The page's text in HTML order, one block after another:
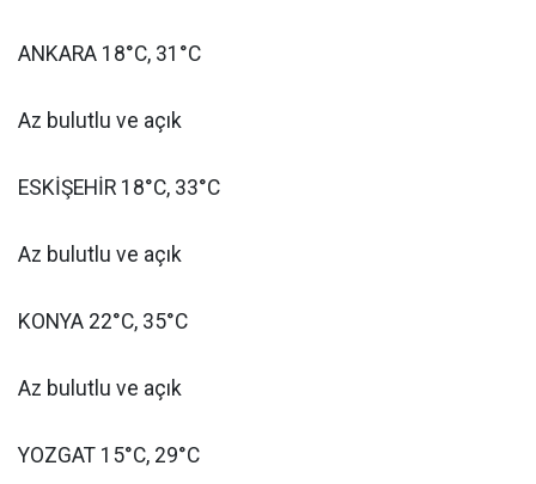
ANKARA 18°C, 31°C
Az bulutlu ve açık
ESKİŞEHİR 18°C, 33°C
Az bulutlu ve açık
KONYA 22°C, 35°C
Az bulutlu ve açık
YOZGAT 15°C, 29°C